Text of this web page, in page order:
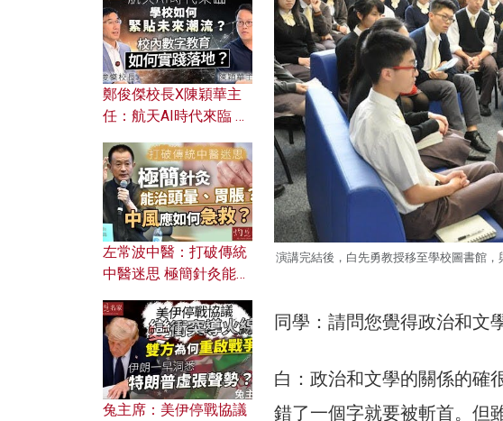
演講完結後，白先勇教授移至學校圖書館
同學：請問您覺得政治和文
白：政治和文學的關係的確
錯了一個字就要被斬首。但
鄭俊傑校長X陳穎華主
任：航天AI時代來臨 學
校內數字教育如何實踐
落地？
左常波中醫：打破傳統
中醫迷思 極簡針灸能治
何急救？
兔主席：美伊停戰協議